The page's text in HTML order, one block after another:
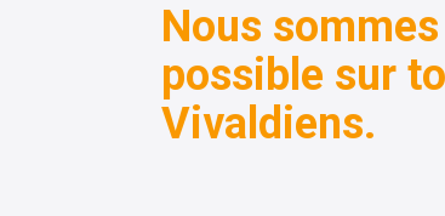
Nous
possible sur
Vivaldiens.